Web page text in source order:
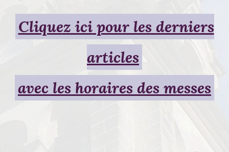
Cliquez ici pour les derniers
articles
avec les horaires des messes